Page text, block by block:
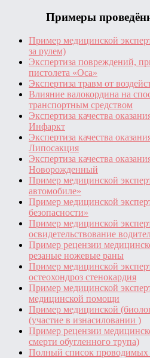
Примеры
Пример медицинской
за рулем)
Экспертиза повреждений,
пистолета «Оса»
Экспертиза травм от
Влияние валокордина на
транспортным средством
Экспертиза качества
Инфаркт
Экспертиза качества
Липосакция
Экспертиза качества
Новорожденный
Пример медицинской
автомобиле»
Пример медицинской
безопасности»
Пример медицинской
освидетельствование
Пример рецензии
резаные ножевые раны
Пример медицинской
остеохондроз стенокардия
Пример медицинской
медицинской помощи
Пример медицинской
(участие в изнасиловании )
Пример рецензии
смерти обугленного трупа)
Полный список проводимых